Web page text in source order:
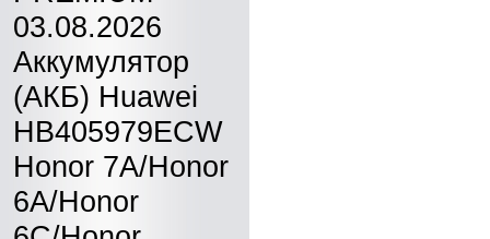
03.08.2026
Аккумулятор
(АКБ) Huawei
HB405979ECW
Honor 7A/Honor
6A/Honor